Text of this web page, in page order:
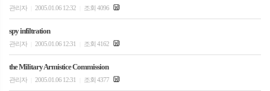
관리자 2005.01.06 12:32 조회 4096
spy infiltration
관리자 2005.01.06 12:31 조회 4162
the Military Armistice Commission
관리자 2005.01.06 12:31 조회 4377